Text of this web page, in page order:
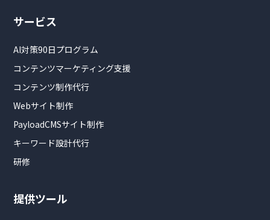
サービス
AI対策90日プログラム
コンテンツマーケティング支援
コンテンツ制作代行
Webサイト制作
PayloadCMSサイト制作
キーワード設計代行
研修
提供ツール